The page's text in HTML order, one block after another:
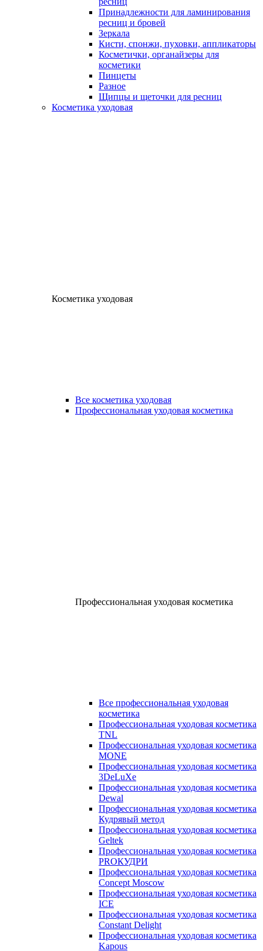
Принадлежности для ламинирования
ресниц и бровей
Зеркала
Кисти, спонжи, пуховки, аппликаторы
Косметички, органайзеры для
косметики
Пинцеты
Разное
Щипцы и щеточки для ресниц
Косметика уходовая
Косметика уходовая
Все косметика уходовая
Профессиональная уходовая косметика
Профессиональная уходовая косметика
Все профессиональная уходовая
косметика
Профессиональная уходовая косметика
TNL
Профессиональная уходовая косметика
MONE
Профессиональная уходовая косметика
3DeLuXe
Профессиональная уходовая косметика
Dewal
Профессиональная уходовая косметика
Кудрявый метод
Профессиональная уходовая косметика
Geltek
Профессиональная уходовая косметика
PROКУДРИ
Профессиональная уходовая косметика
Concept Moscow
Профессиональная уходовая косметика
ICE
Профессиональная уходовая косметика
Constant Delight
Профессиональная уходовая косметика
Kapous